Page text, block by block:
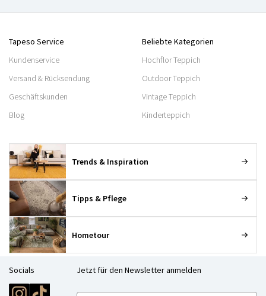
Tapeso Service
Kundenservice
Versand & Rücksendung
Geschäftskunden
Blog
Beliebte Kategorien
Hochflor Teppich
Outdoor Teppich
Vintage Teppich
Kinderteppich
Trends & Inspiration
Tipps & Pflege
Hometour
Socials Jetzt für den Newsletter anmelden